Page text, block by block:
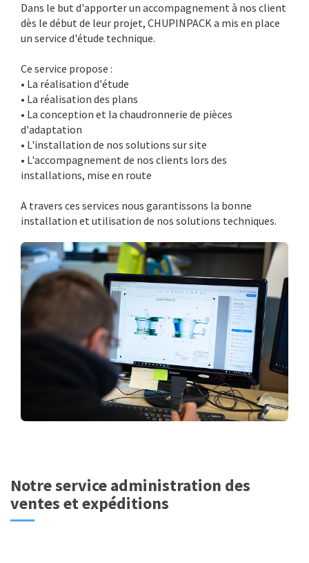
Dans le but d'apporter un accompagnement à nos client
dès le début de leur projet, CHUPINPACK a mis en place
un service d'étude technique.
Ce service propose :
• La réalisation d'étude
• La réalisation des plans
• La conception et la chaudronnerie de pièces
d'adaptation
• L'installation de nos solutions sur site
• L'accompagnement de nos clients lors des
installations, mise en route
A travers ces services nous garantissons la bonne
installation et utilisation de nos solutions techniques.
Notre service administration des
ventes et expéditions